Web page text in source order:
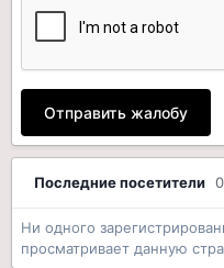
Отправить жалобу
Последние посетители
Ни одного
просматривает данную